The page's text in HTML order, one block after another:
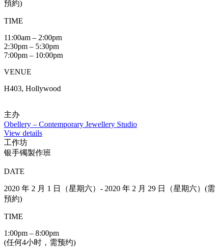
預約)
TIME
11:00am – 2:00pm
2:30pm – 5:30pm
7:00pm – 10:00pm
VENUE
H403, Hollywood
主办
Obellery – Contemporary Jewellery Studio
View details
工作坊
银手镯製作班
DATE
2020 年 2 月 1 日（星期六）- 2020 年 2 月 29 日（星期六）(需
預約)
TIME
1:00pm – 8:00pm
(任何4小时，需预约)